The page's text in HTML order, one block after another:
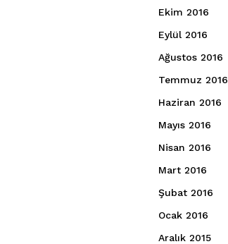
Ekim 2016
Eylül 2016
Ağustos 2016
Temmuz 2016
Haziran 2016
Mayıs 2016
Nisan 2016
Mart 2016
Şubat 2016
Ocak 2016
Aralık 2015